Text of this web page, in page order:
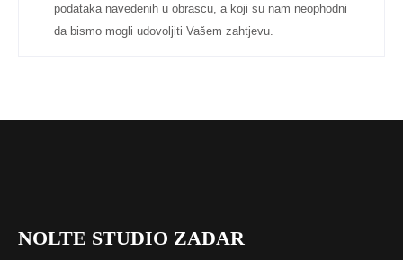
podataka navedenih u obrascu, a koji su nam neophodni
da bismo mogli udovoljiti Vašem zahtjevu.
NOLTE STUDIO ZADAR